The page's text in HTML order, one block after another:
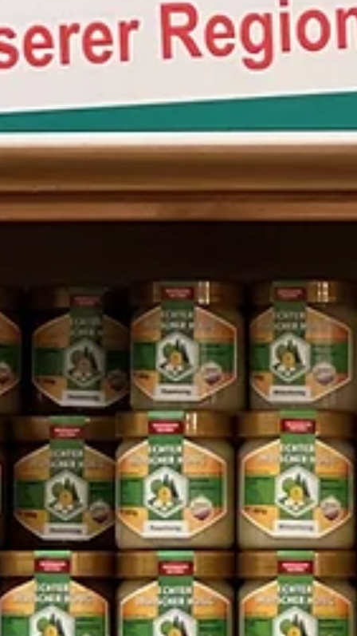
Jetzt ist die Erreichbarkeit jederzeit gewährleistet, Ihre
Anfragen und Bestellungen sind schriftlich hinterlegt und
gespeichert.